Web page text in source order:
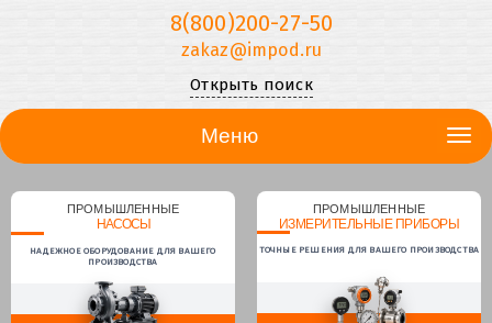
8(800)200-27-50
zakaz@impod.ru
Открыть поиск
Меню
ПРОМЫШЛЕННЫЕ
НАСОСЫ
НАДЕЖНОЕ ОБОРУДОВАНИЕ ДЛЯ ВАШЕГО
ПРОИЗВОДСТВА
ПРОМЫШЛЕННЫЕ
ИЗМЕРИТЕЛЬНЫЕ ПРИБОРЫ
ТОЧНЫЕ РЕШЕНИЯ ДЛЯ ВАШЕГО ПРОИЗВОДСТВА